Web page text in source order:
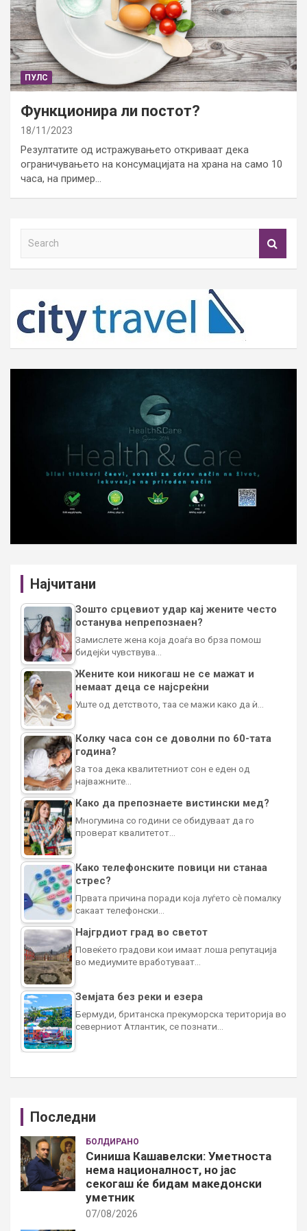
ПУЛС
Функционира ли постот?
18/11/2023
Резултатите од истражувањето откриваат дека
ограничувањето на консумацијата на храна на само 10
часа, на пример…
h
Најчитани
Зошто срцевиот удар кај жените често
останува непрепознаен?
Замислете жена која доаѓа во брза помош
бидејќи чувствува…
Жените кои никогаш не се мажат и
немаат деца се најсреќни
Уште од детството, таа се мажи како да ѝ…
Колку часа сон се доволни по 60-тата
година?
За тоа дека квалитетниот сон е еден од
најважните…
Како да препознаете вистински мед?
Многумина со години се обидуваат да го
проверат квалитетот…
Како телефонските повици ни станаа
стрес?
Првата причина поради која луѓето сè помалку
сакаат телефонски…
Најгрдиот град во светот
Повеќето градови кои имаат лоша репутација
во медиумите вработуваат…
Земјата без реки и езера
Бермуди, британска прекуморска територија во
северниот Атлантик, се познати…
Последни
БОЛДИРАНО
Синиша Кашавелски: Уметноста
нема националност, но јас
секогаш ќе бидам македонски
уметник
07/08/2026